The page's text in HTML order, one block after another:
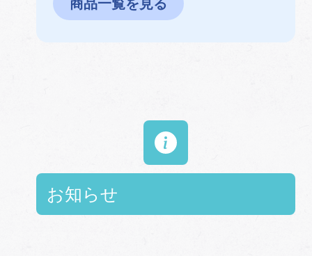
商品一覧を見る
お知らせ